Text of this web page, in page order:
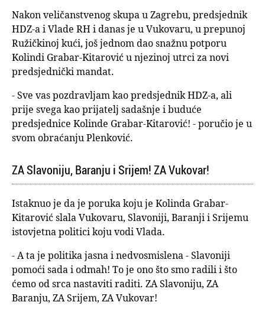
Nakon veličanstvenog skupa u Zagrebu, predsjednik
HDZ-a i Vlade RH i danas je u Vukovaru, u prepunoj
Ružičkinoj kući, još jednom dao snažnu potporu
Kolindi Grabar-Kitarović u njezinoj utrci za novi
predsjednički mandat.
- Sve vas pozdravljam kao predsjednik HDZ-a, ali
prije svega kao prijatelj sadašnje i buduće
predsjednice Kolinde Grabar-Kitarović! - poručio je u
svom obraćanju Plenković.
ZA Slavoniju, Baranju i Srijem! ZA Vukovar!
Istaknuo je da je poruka koju je Kolinda Grabar-
Kitarović slala Vukovaru, Slavoniji, Baranji i Srijemu
istovjetna politici koju vodi Vlada.
- A ta je politika jasna i nedvosmislena - Slavoniji
pomoći sada i odmah! To je ono što smo radili i što
ćemo od srca nastaviti raditi. ZA Slavoniju, ZA
Baranju, ZA Srijem, ZA Vukovar!